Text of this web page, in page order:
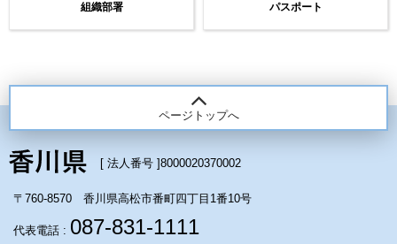
組織部署 パスポート
ページトップへ
[ 法人番号 ]8000020370002
〒760-8570 香川県高松市番町四丁目1番10号
代表電話 : 087-831-1111